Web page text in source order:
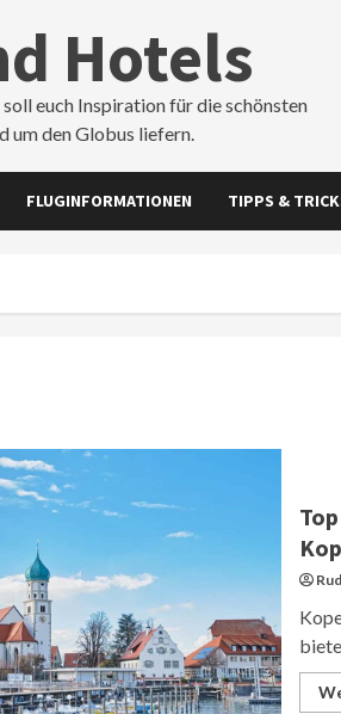
Hotels
euch Inspiration für die schönsten
um den Globus liefern.
FLUGINFORMATIONEN TIPPS &